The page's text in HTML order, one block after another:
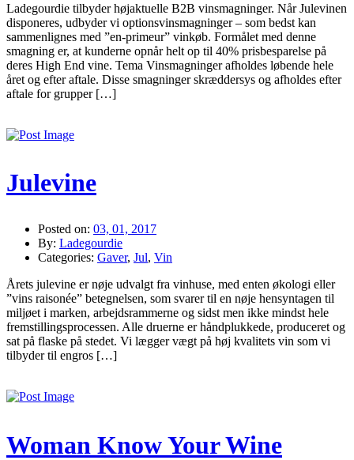
Ladegourdie tilbyder højaktuelle B2B vinsmagninger. Når Julevinen
disponeres, udbyder vi optionsvinsmagninger – som bedst kan
sammenlignes med ”en-primeur” vinkøb. Formålet med denne
smagning er, at kunderne opnår helt op til 40% prisbesparelse på
deres High End vine. Tema Vinsmagninger afholdes løbende hele
året og efter aftale. Disse smagninger skræddersys og afholdes efter
aftale for grupper […]
Julevine
Posted on: 03, 01, 2017
By: Ladegourdie
Categories: Gaver, Jul, Vin
Årets julevine er nøje udvalgt fra vinhuse, med enten økologi eller
”vins raisonée” betegnelsen, som svarer til en nøje hensyntagen til
miljøet i marken, arbejdsrammerne og sidst men ikke mindst hele
fremstillingsprocessen. Alle druerne er håndplukkede, produceret og
sat på flaske på stedet. Vi lægger vægt på høj kvalitets vin som vi
tilbyder til engros […]
Woman Know Your Wine